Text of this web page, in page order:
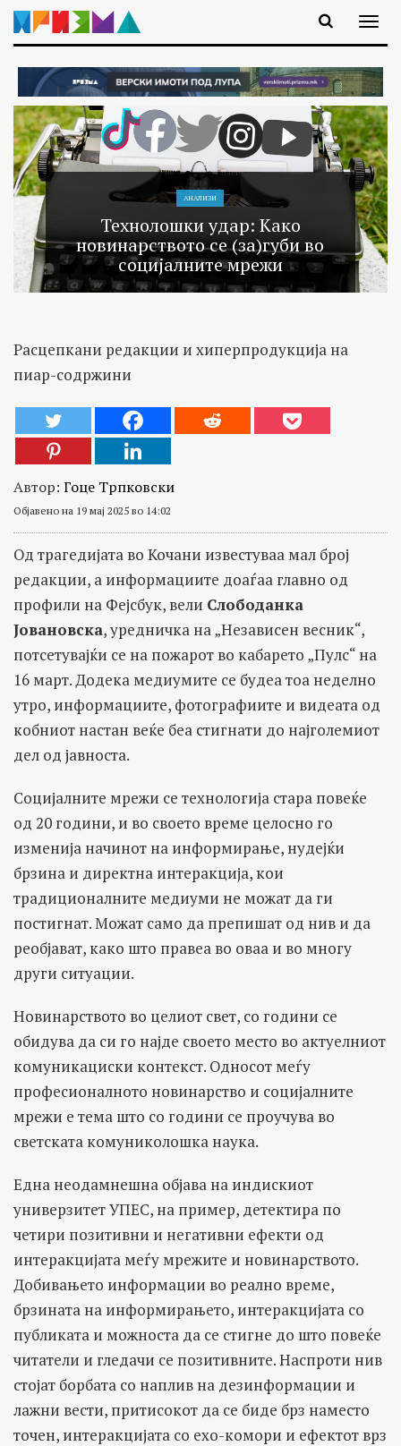
АНАЛИЗИ
Технолошки удар: Како
новинарството се (за)губи во
социјалните мрежи
Расцепкани редакции и хиперпродукција на
пиар-содржини
Автор: Гоце Трпковски
Објавено на 19 мај 2025 во 14:02
Од трагедијата во Кочани известуваа мал број
редакции, а информациите доаѓаа главно од
профили на Фејсбук, вели Слободанка
Јовановска, уредничка на „Независен весник“,
потсетувајќи се на пожарот во кабарето „Пулс“ на
16 март. Додека медиумите се будеа тоа неделно
утро, информациите, фотографиите и видеата од
кобниот настан веќе беа стигнати до најголемиот
дел од јавноста.
Социјалните мрежи се технологија стара повеќе
од 20 години, и во своето време целосно го
изменија начинот на информирање, нудејќи
брзина и директна интеракција, кои
традиционалните медиуми не можат да ги
постигнат. Можат само да препишат од нив и да
реобјават, како што правеа во оваа и во многу
други ситуации.
Новинарството во целиот свет, со години се
обидува да си го најде своето место во актуелниот
комуникациски контекст. Односот меѓу
професионалното новинарство и социјалните
мрежи е тема што со години се проучува во
светската комуниколошка наука.
Една неодамнешна објава на индискиот
универзитет УПЕС, на пример, детектира по
четири позитивни и негативни ефекти од
интеракцијата меѓу мрежите и новинарството.
Добивањето информации во реално време,
брзината на информирањето, интеракцијата со
публиката и можноста да се стигне до што повеќе
читатели и гледачи се позитивните. Наспроти нив
стојат борбата со наплив на дезинформации и
лажни вести, притисокот да се биде брз наместо
точен, интеракцијата со ехо-комори и ефектот врз